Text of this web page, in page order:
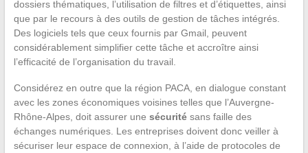
dossiers thématiques, l’utilisation de filtres et d’étiquettes, ainsi
que par le recours à des outils de gestion de tâches intégrés.
Des logiciels tels que ceux fournis par Gmail, peuvent
considérablement simplifier cette tâche et accroître ainsi
l’efficacité de l’organisation du travail.
Considérez en outre que la région PACA, en dialogue constant
avec les zones économiques voisines telles que l’Auvergne-
Rhône-Alpes, doit assurer une sécuritésans faille des
échanges numériques. Les entreprises doivent donc veiller à
sécuriser leur espace de connexion, à l’aide de protocoles de